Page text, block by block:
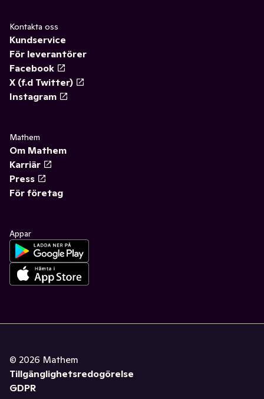
Kontakta oss
Kundservice
För leverantörer
Facebook
X (f.d Twitter)
Instagram
Mathem
Om Mathem
Karriär
Press
För företag
Appar
© 2026 Mathem
Tillgänglighetsredogörelse
GDPR